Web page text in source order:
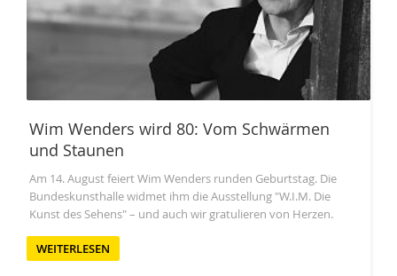
Wim Wenders wird 80: Vom Schwärmen
und Staunen
Am 14. August feiert Wim Wenders runden Geburtstag. Die
Bundeskunsthalle widmet ihm die Ausstellung "W.I.M. Die
Kunst des Sehens" – und auch wir gratulieren von Herzen.
WEITERLESEN